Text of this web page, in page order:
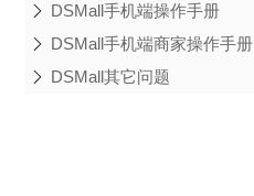
DSMall手机端操作手册
DSMall手机端商家操作手册
DSMall其它问题